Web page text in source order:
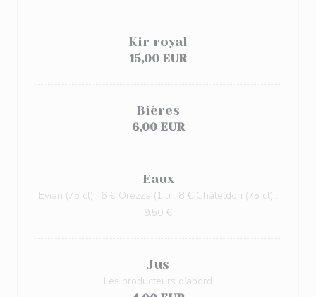
Kir royal
15,00 EUR
Bières
6,00 EUR
Eaux
Evian (75 cl) : 6 € Orezza (1 l) : 8 € Châteldon (75 cl) :
9,50 €
Jus
Les producteurs d’abord